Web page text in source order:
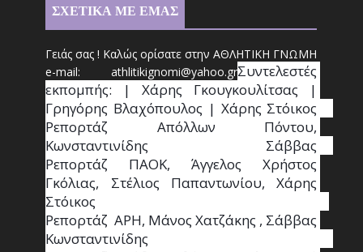
ΣΧΕΤΙΚΑ ΜΕ ΕΜΑΣ
Γειάς σας ! Καλώς ορίσατε στην ΑΘΛΗΤΙΚΗ ΓΝΩΜΗ
e-mail: athlitikignomi@yahoo.grΣυντελεστές
εκπομπής: | Χάρης Γκουγκουλίτσας |
Γρηγόρης Βλαχόπουλος | Χάρης Στόικος
Ρεπορτάζ Απόλλων Πόντου,
Κωνσταντινίδης   Σάββας
Ρεπορτάζ ΠΑΟΚ, Άγγελος Χρήστος
Γκόλιας, Στέλιος Παπαντωνίου, Χάρης
Στόικος
Ρεπορτάζ  ΑΡΗ, Μάνος Χατζάκης , Σάββας
Κωνσταντινίδης